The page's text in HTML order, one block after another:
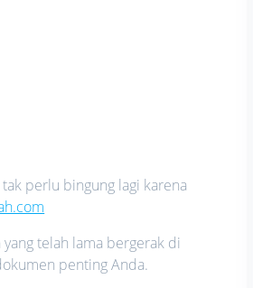
perlu bingung lagi karena
telah lama bergerak di
penting Anda.